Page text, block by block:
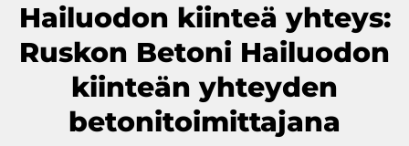
Hailuodon kiinteä yhteys:
Ruskon Betoni Hailuodon
kiinteän yhteyden
betonitoimittajana